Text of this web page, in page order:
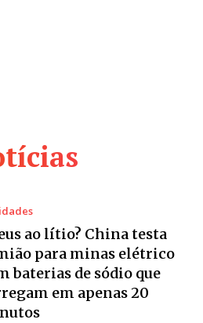
ao lítio? China testa
para minas elétrico
baterias de sódio que
em apenas 20